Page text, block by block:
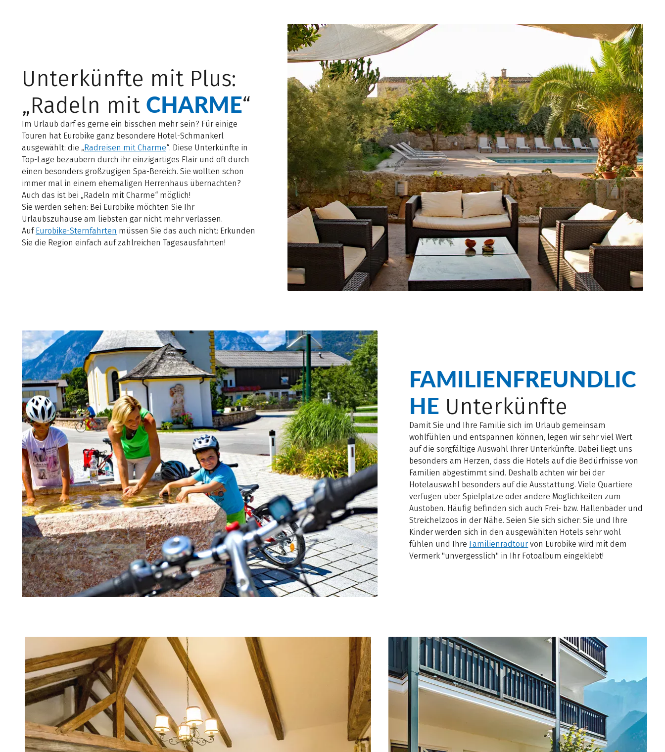
Unterkünfte mit Plus:
„Radeln mit CHARME“
Im Urlaub darf es gerne ein bisschen mehr sein? Für einige
Touren hat Eurobike ganz besondere Hotel-Schmankerl
ausgewählt: die „Radreisen mit Charme“. Diese Unterkünfte in
Top-Lage bezaubern durch ihr einzigartiges Flair und oft durch
einen besonders großzügigen Spa-Bereich. Sie wollten schon
immer mal in einem ehemaligen Herrenhaus übernachten?
Auch das ist bei „Radeln mit Charme“ möglich!
Sie werden sehen: Bei Eurobike möchten Sie Ihr
Urlaubszuhause am liebsten gar nicht mehr verlassen.
AufEurobike-Sternfahrten müssen Sie das auch nicht: Erkunden
Sie die Region einfach auf zahlreichen Tagesausfahrten!
FAMILIENFREUNDLIC
HE Unterkünfte
Damit Sie und Ihre Familie sich im Urlaub gemeinsam
wohlfühlen und entspannen können, legen wir sehr viel Wert
auf die sorgfältige Auswahl Ihrer Unterkünfte. Dabei liegt uns
besonders am Herzen, dass die Hotels auf die Bedürfnisse von
Familien abgestimmt sind. Deshalb achten wir bei der
Hotelauswahl besonders auf die Ausstattung. Viele Quartiere
verfügen über Spielplätze oder andere Möglichkeiten zum
Austoben. Häufig befinden sich auch Frei- bzw. Hallenbäder und
Streichelzoos in der Nähe. Seien Sie sich sicher: Sie und Ihre
Kinder werden sich in den ausgewählten Hotels sehr wohl
fühlen und Ihre Familienradtour von Eurobike wird mit dem
Vermerk "unvergesslich" in Ihr Fotoalbum eingeklebt!